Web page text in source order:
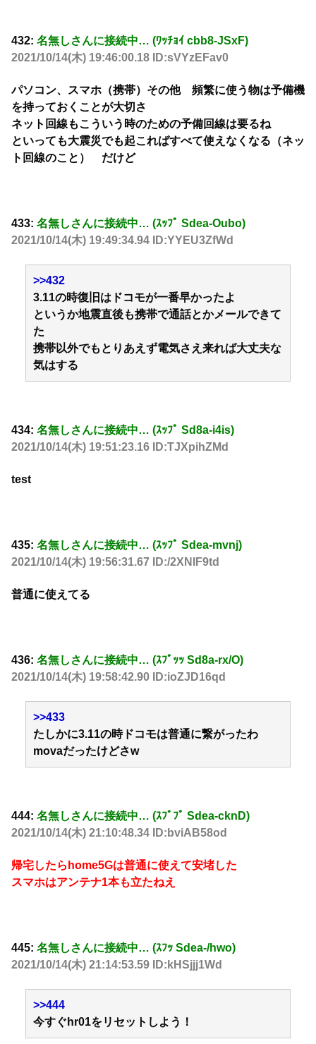
432: 名無しさんに接続中… (ﾜｯﾁｮｲ cbb8-JSxF)
2021/10/14(木) 19:46:00.18 ID:sVYzEFav0
パソコン、スマホ（携帯）その他 頻繁に使う物は予備機
を持っておくことが大切さ
ネット回線もこういう時のための予備回線は要るね
といっても大震災でも起こればすべて使えなくなる（ネッ
ト回線のこと） だけど
433: 名無しさんに接続中… (ｽｯﾌﾟ Sdea-Oubo)
2021/10/14(木) 19:49:34.94 ID:YYEU3ZfWd
>>432
3.11の時復旧はドコモが一番早かったよ
というか地震直後も携帯で通話とかメールできて
た
携帯以外でもとりあえず電気さえ来れば大丈夫な
気はする
434: 名無しさんに接続中… (ｽｯﾌﾟ Sd8a-i4is)
2021/10/14(木) 19:51:23.16 ID:TJXpihZMd
test
435: 名無しさんに接続中… (ｽｯﾌﾟ Sdea-mvnj)
2021/10/14(木) 19:56:31.67 ID:/2XNIF9td
普通に使えてる
436: 名無しさんに接続中… (ｽﾌﾟｯｯ Sd8a-rx/O)
2021/10/14(木) 19:58:42.90 ID:ioZJD16qd
>>433
たしかに3.11の時ドコモは普通に繋がったわ
movaだったけどさw
444: 名無しさんに接続中… (ｽﾌﾟﾌﾟ Sdea-cknD)
2021/10/14(木) 21:10:48.34 ID:bviAB58od
帰宅したらhome5Gは普通に使えて安堵した
スマホはアンテナ1本も立たねえ
445: 名無しさんに接続中… (ｽﾌｯ Sdea-/hwo)
2021/10/14(木) 21:14:53.59 ID:kHSjjj1Wd
>>444
今すぐhr01をリセットしよう！